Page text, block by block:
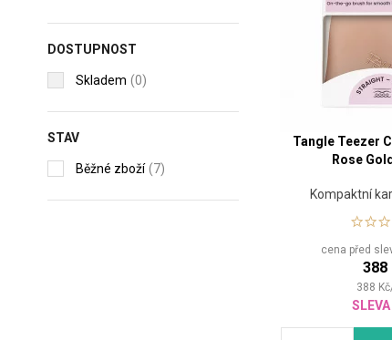
DOSTUPNOST
Skladem (0)
STAV
Běžné zboží (7)
Tangle Teezer
Rose
Kompaktní
cena před
388
388 Kč